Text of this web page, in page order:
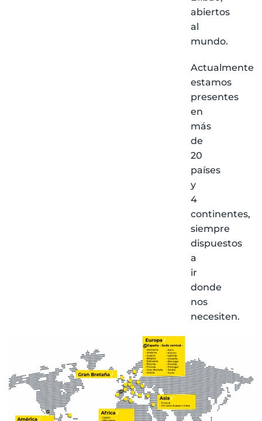
abiertos
al
mundo.
Actualmente
estamos
presentes
en
más
de
20
países
y
4
continentes,
siempre
dispuestos
a
ir
donde
nos
necesiten.